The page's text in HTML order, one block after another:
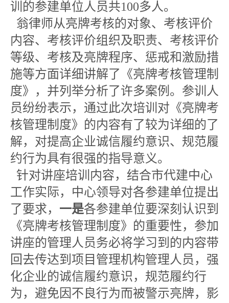
训的参建单位人员共100多人。
翁律师从亮牌考核的对象、考核评价
内容、考核评价组织及职责、考核评价
等级、考核及亮牌程序、惩戒和激励措
施等方面详细讲解了《亮牌考核管理制
度》，并列举分析了许多案例。参训人
员纷纷表示，通过此次培训对《亮牌考
核管理制度》的内容有了较为详细的了
解，对提高企业诚信履约意识、规范履
约行为具有很强的指导意义。
针对讲座培训内容，结合市代建中心
工作实际，中心领导对各参建单位提出
了要求， 一是各参建单位要深刻认识到
《亮牌考核管理制度》的重要性，参加
讲座的管理人员务必将学习到的内容带
回去传达到项目管理机构管理人员，强
化企业的诚信履约意识，规范履约行
为，避免因不良行为而被警示亮牌，影